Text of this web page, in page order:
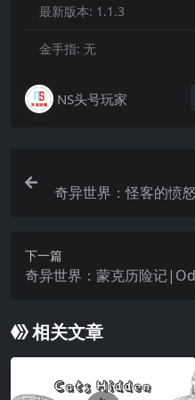
最新版本: 1.1.3
金手指: 无
NS头号玩家
奇异世界：怪客的愤
下一篇
奇异世界：蒙克历险记
相关文章